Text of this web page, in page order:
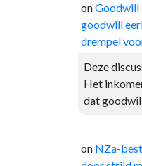
onGoodwill
goodwill
drempel
Deze
Het
dat
on NZa-